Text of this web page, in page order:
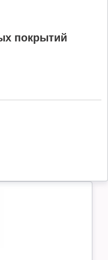
покрытий